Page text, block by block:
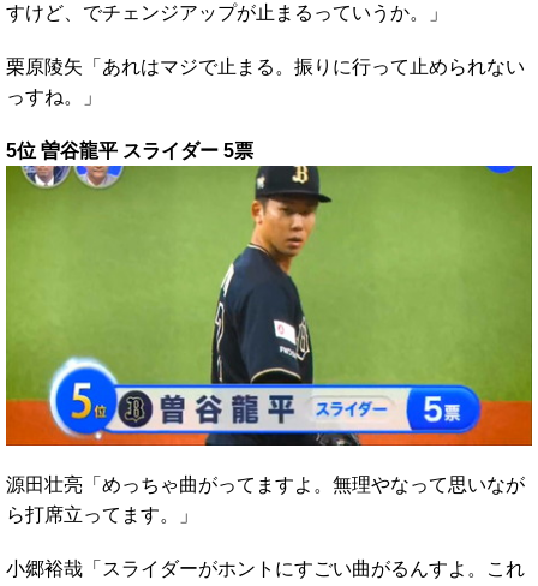
すけど、でチェンジアップが止まるっていうか。」
栗原陵矢「あれはマジで止まる。振りに行って止められない
っすね。」
5位 曽谷龍平 スライダー 5票
源田壮亮「めっちゃ曲がってますよ。無理やなって思いなが
ら打席立ってます。」
小郷裕哉「スライダーがホントにすごい曲がるんすよ。これ